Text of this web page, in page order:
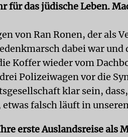
für das jüdische Leben.
von Ran Ronen, der als
dabei war und
Koffer wieder vom
Polizeiwagen vor die
klar sein,
falsch läuft in
erste Auslandsreise als